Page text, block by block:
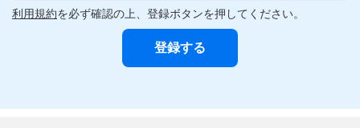
利用規約を必ず確認の上、登録ボタンを押してください。